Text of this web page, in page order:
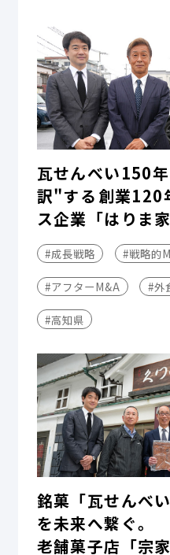
瓦せんべい150
訳"する――創業
ス企業「はりま
#成長戦略 #戦略的
#アフターM&A #外
#高知県
銘菓「瓦せんべ
を未来へ繋ぐ。
老舗菓子店「宗